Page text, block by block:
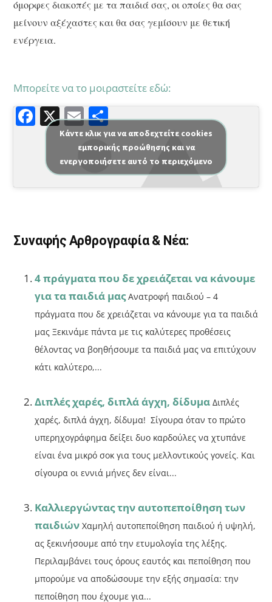
όμορφες διακοπές με τα παιδιά σας, οι οποίες θα σας
μείνουν αξέχαστες και θα σας γεμίσουν με θετική
ενέργεια.
Μπορείτε να το μοιραστείτε εδώ:
F
a
e
b
o
k
X E
m
ai
l
Μ
οι
ρ
α
σ
ίτ
ε
Κάντε κλικ για να αποδεχτείτε cookies
εμπορικής προώθησης και να
ενεργοποιήσετε αυτό το περιεχόμενο
Συναφής Αρθρογραφία & Νέα:
4 πράγματα που δε χρειάζεται να κάνουμε
για τα παιδιά μας Ανατροφή παιδιού – 4
πράγματα που δε χρειάζεται να κάνουμε για τα παιδιά
μας Ξεκινάμε πάντα με τις καλύτερες προθέσεις
θέλοντας να βοηθήσουμε τα παιδιά μας να επιτύχουν
κάτι καλύτερο,...
Διπλές χαρές, διπλά άγχη, δίδυμα Διπλές
χαρές, διπλά άγχη, δίδυμα! Σίγουρα όταν το πρώτο
υπερηχογράφημα δείξει δυο καρδούλες να χτυπάνε
είναι ένα μικρό σοκ για τους μελλοντικούς γονείς. Και
σίγουρα οι εννιά μήνες δεν είναι...
Καλλιεργώντας την αυτοπεποίθηση των
παιδιών Χαμηλή αυτοπεποίθηση παιδιού ή υψηλή,
ας ξεκινήσουμε από την ετυμολογία της λέξης.
Περιλαμβάνει τους όρους εαυτός και πεποίθηση που
μπορούμε να αποδώσουμε την εξής σημασία: την
πεποίθηση που έχουμε για...